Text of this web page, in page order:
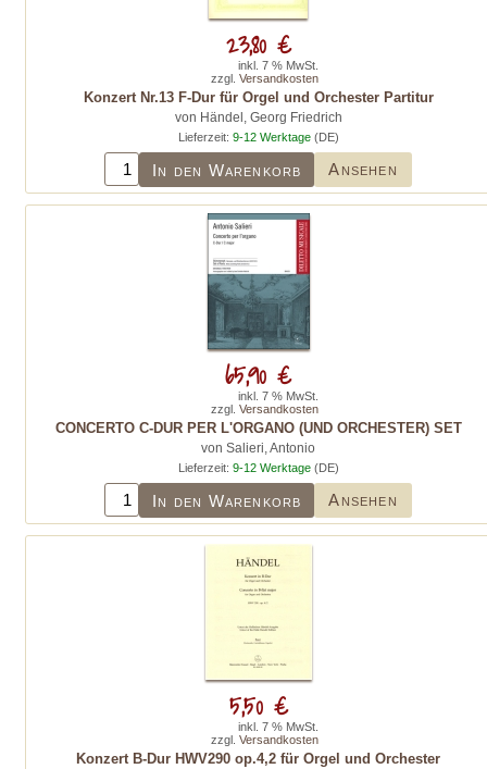
Konzert Nr.13 F-Dur für Orgel und Orchester Partitur
von Händel, Georg Friedrich
Lieferzeit: 9-12 Werktage(DE)
In den Warenkorb Ansehen
23,80 €
inkl. 7 % MwSt.
zzgl. Versandkosten
CONCERTO C-DUR PER L'ORGANO (UND ORCHESTER) SET
von Salieri, Antonio
Lieferzeit: 9-12 Werktage(DE)
In den Warenkorb Ansehen
65,90 €
inkl. 7 % MwSt.
zzgl. Versandkosten
Konzert B-Dur HWV290 op.4,2 für Orgel und Orchester
5,50 €
inkl. 7 % MwSt.
zzgl. Versandkosten